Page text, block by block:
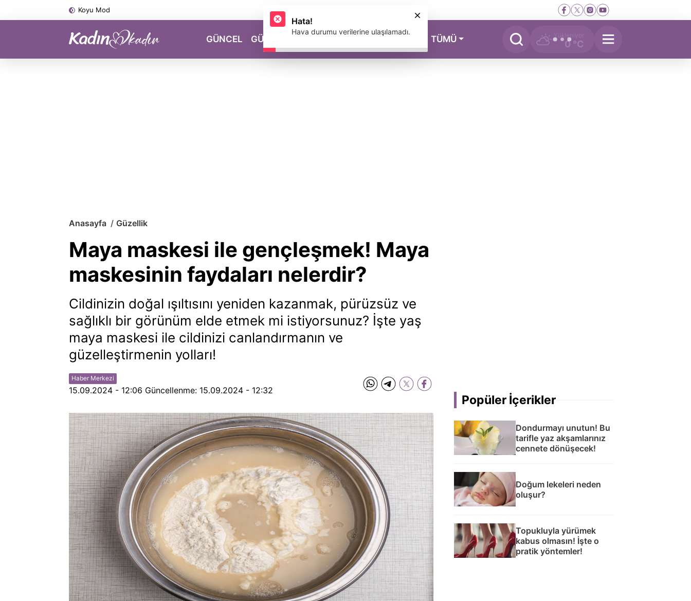
Koyu Mod
GÜNCEL GÜZELLİK MAGAZİN TÜMÜ Yükleniyor
0 °C
Anasayfa Güzellik
Maya maskesi ile gençleşmek! Maya
maskesinin faydaları nelerdir?
Cildinizin doğal ışıltısını yeniden kazanmak, pürüzsüz ve
sağlıklı bir görünüm elde etmek mi istiyorsunuz? İşte yaş
maya maskesi ile cildinizi canlandırmanın ve
güzelleştirmenin yolları!
Haber Merkezi
15.09.2024 - 12:06 Güncellenme: 15.09.2024 - 12:32
Popüler İçerikler
Dondurmayı unutun! Bu
tarifle yaz akşamlarınız
cennete dönüşecek!
Doğum lekeleri neden
oluşur?
Topukluyla yürümek
kabus olmasın! İşte o
pratik yöntemler!